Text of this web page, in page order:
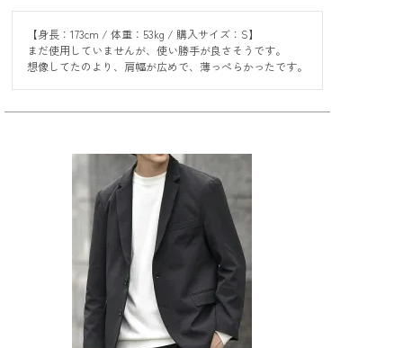
【身長：173cm / 体重：53kg / 購入サイズ：S】
まだ使用していませんが、使い勝手が良さそうです。
想像してたのより、肩幅が広めで、薄っぺらかったです。